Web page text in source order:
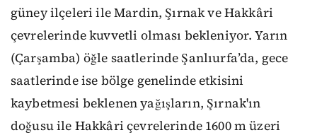
güney ilçeleri ile Mardin, Şırnak ve Hakkâri
çevrelerinde kuvvetli olması bekleniyor. Yarın
(Çarşamba) öğle saatlerinde Şanlıurfa’da, gece
saatlerinde ise bölge genelinde etkisini
kaybetmesi beklenen yağışların, Şırnak'ın
doğusu ile Hakkâri çevrelerinde 1600 m üzeri